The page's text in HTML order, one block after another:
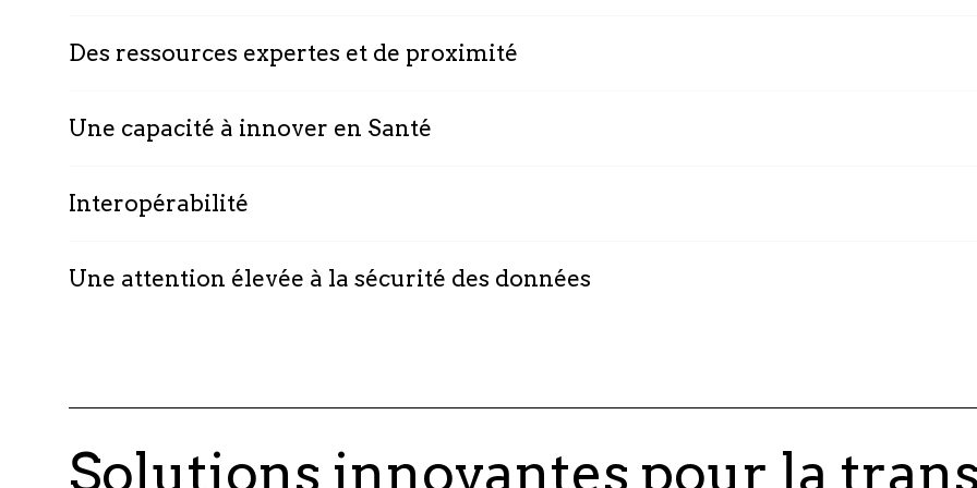
Des ressources expertes et de proximité
Une capacité à innover en Santé
Interopérabilité
Une attention élevée à la sécurité des données
des données de tous et
Solutions innovantes pour la